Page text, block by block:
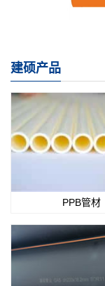
建硕产品
PPB管材